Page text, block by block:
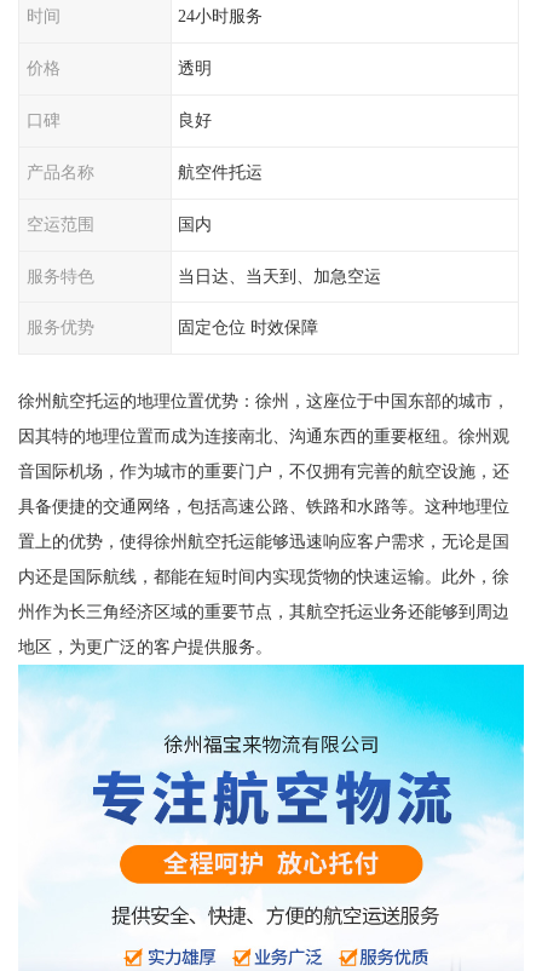
时间 24小时服务
价格 透明
口碑 良好
产品名称 航空件托运
空运范围 国内
服务特色 当日达、当天到、加急空运
服务优势 固定仓位 时效保障
徐州航空托运的地理位置优势：徐州，这座位于中国东部的城市，
因其特的地理位置而成为连接南北、沟通东西的重要枢纽。徐州观
音国际机场，作为城市的重要门户，不仅拥有完善的航空设施，还
具备便捷的交通网络，包括高速公路、铁路和水路等。这种地理位
置上的优势，使得徐州航空托运能够迅速响应客户需求，无论是国
内还是国际航线，都能在短时间内实现货物的快速运输。此外，徐
州作为长三角经济区域的重要节点，其航空托运业务还能够到周边
地区，为更广泛的客户提供服务。